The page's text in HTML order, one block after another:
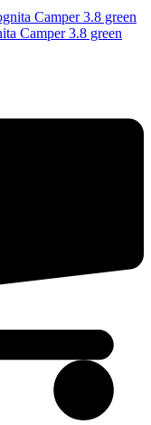
Camper 3.8 green